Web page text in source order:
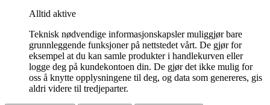
Alltid aktive
Teknisk nødvendige informasjonskapsler muliggjør bare
grunnleggende funksjoner på nettstedet vårt. De gjør for
eksempel at du kan samle produkter i handlekurven eller
logge deg på kundekontoen din. De gjør det ikke mulig for
oss å knytte opplysningene til deg, og data som genereres, gis
aldri videre til tredjeparter.